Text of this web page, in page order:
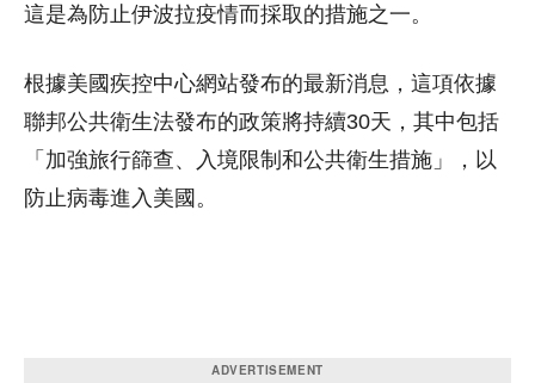
這是為防止伊波拉疫情而採取的措施之一。
根據美國疾控中心網站發布的最新消息，這項依據
聯邦公共衛生法發布的政策將持續30天，其中包括
「加強旅行篩查、入境限制和公共衛生措施」，以
防止病毒進入美國。